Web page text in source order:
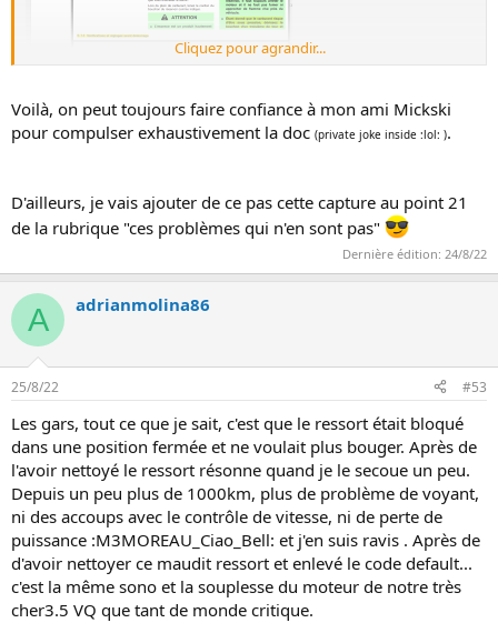
Cliquez pour agrandir...
Voilà, on peut toujours faire confiance à mon ami Mickski
pour compulser exhaustivement la doc (private joke inside :lol: ).
D'ailleurs, je vais ajouter de ce pas cette capture au point 21
de la rubrique "ces problèmes qui n'en sont pas"
Dernière édition: 24/8/22
A adrianmolina86
25/8/22 #53
Les gars, tout ce que je sait, c'est que le ressort était bloqué
dans une position fermée et ne voulait plus bouger. Après de
l'avoir nettoyé le ressort résonne quand je le secoue un peu.
Depuis un peu plus de 1000km, plus de problème de voyant,
ni des accoups avec le contrôle de vitesse, ni de perte de
puissance :M3MOREAU_Ciao_Bell: et j'en suis ravis . Après de
d'avoir nettoyer ce maudit ressort et enlevé le code default...
c'est la même sono et la souplesse du moteur de notre très
cher3.5 VQ que tant de monde critique.